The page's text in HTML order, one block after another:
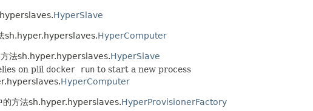
HyperSlave
sh.hyper.hyperslaves.HyperComputer
方法sh.hyper.hyperslaves.HyperSlave
on plil docker run to start a new process
HyperComputer
的方法sh.hyper.hyperslaves.HyperProvisionerFactory